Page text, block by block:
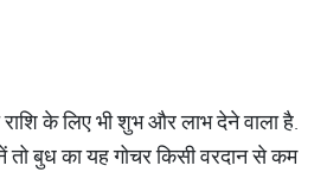
राशि के लिए भी शुभ और लाभ देने वाला है.
तो बुध का यह गोचर किसी वरदान से कम